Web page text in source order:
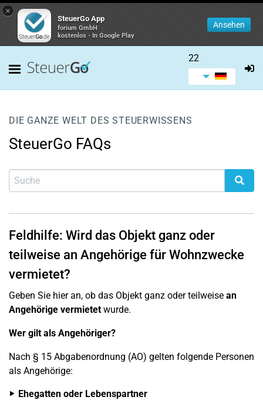
×
SteuerGo App
forium GmbH
kostenlos - In Google Play
Ansehen
22
DIE GANZE WELT DES STEUERWISSENS
SteuerGo FAQs
Feldhilfe: Wird das Objekt ganz oder
teilweise an Angehörige für Wohnzwecke
vermietet?
Geben Sie hier an, ob das Objekt ganz oder teilweise an
Angehörige vermietetwurde.
Wer gilt als Angehöriger?
Nach § 15 Abgabenordnung (AO) gelten folgende Personen
als Angehörige:
Ehegatten oder Lebenspartner